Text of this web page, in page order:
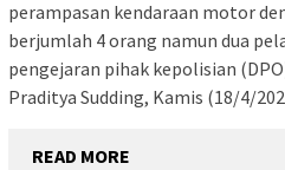
perampasan kendaraan motor
berjumlah 4 orang namun dua
pengejaran pihak kepolisian
Praditya Sudding, Kamis (18/4/
READ MORE